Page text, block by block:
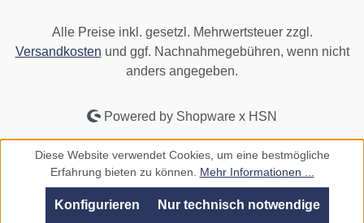
Alle Preise inkl. gesetzl. Mehrwertsteuer zzgl.
Versandkosten und ggf. Nachnahmegebühren, wenn nicht
anders angegeben.
Powered by Shopware x HSN
Diese Website verwendet Cookies, um eine bestmögliche
Erfahrung bieten zu können. Mehr Informationen ...
Nur technisch notwendige
Konfigurieren